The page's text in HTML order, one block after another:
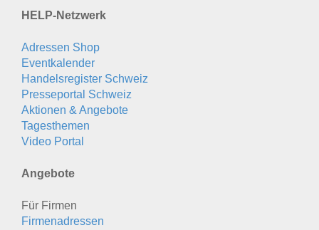
HELP-Netzwerk
Adressen Shop
Eventkalender
Handelsregister Schweiz
Presseportal Schweiz
Aktionen & Angebote
Tagesthemen
Video Portal
Angebote
Für Firmen
Firmenadressen